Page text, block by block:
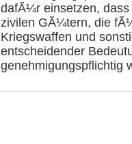
dafÃ¼r einsetzen,
zivilen GÃ¼tern, die
Kriegswaffen und
entscheidender
genehmigungspflichtig